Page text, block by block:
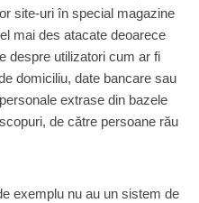
site-uri în special magazine
mai des atacate deoarece
despre utilizatori cum ar fi
domiciliu, date bancare sau
extrase din bazele
de către persoane rău
exemplu nu au un sistem de